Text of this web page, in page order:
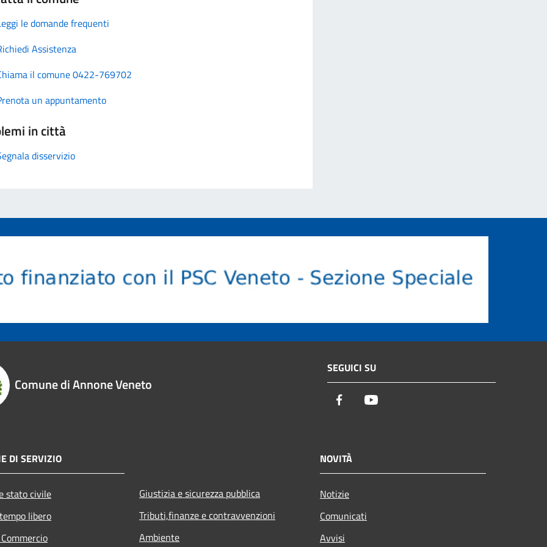
le domande frequenti
Assistenza
il comune 0422-769702
un appuntamento
in città
disservizio
Comune di Annone Veneto
SEGUICI SU
Facebook
DI SERVIZIO
stato civile
libero
Giustizia e sicurezza pubblica
Tributi,finanze e contravvenzioni
Ambiente
NOVITÀ
Notizie
Comunicati
Avvisi